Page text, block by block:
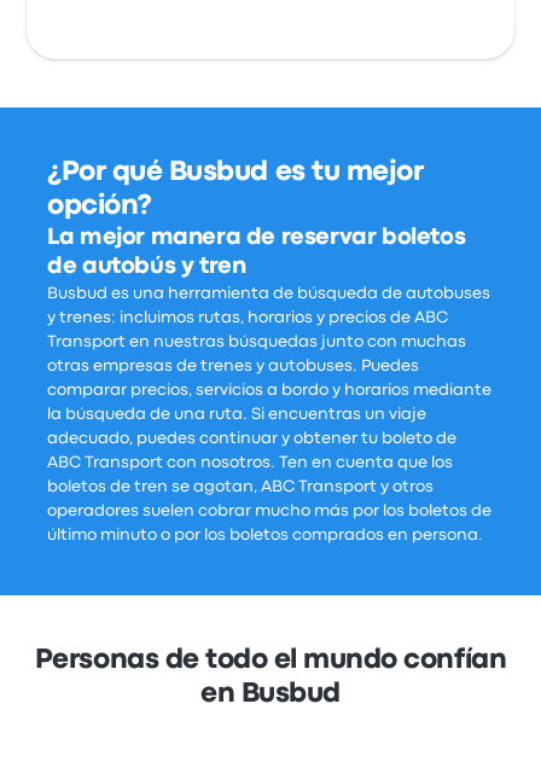
¿Por qué Busbud es tu mejor
opción?
La mejor manera de reservar boletos
de autobús y tren
Busbud es una herramienta de búsqueda de autobuses
y trenes: incluimos rutas, horarios y precios de ABC
Transport en nuestras búsquedas junto con muchas
otras empresas de trenes y autobuses. Puedes
comparar precios, servicios a bordo y horarios mediante
la búsqueda de una ruta. Si encuentras un viaje
adecuado, puedes continuar y obtener tu boleto de
ABC Transport con nosotros. Ten en cuenta que los
boletos de tren se agotan, ABC Transport y otros
operadores suelen cobrar mucho más por los boletos de
último minuto o por los boletos comprados en persona.
Personas de todo el mundo confían
en Busbud